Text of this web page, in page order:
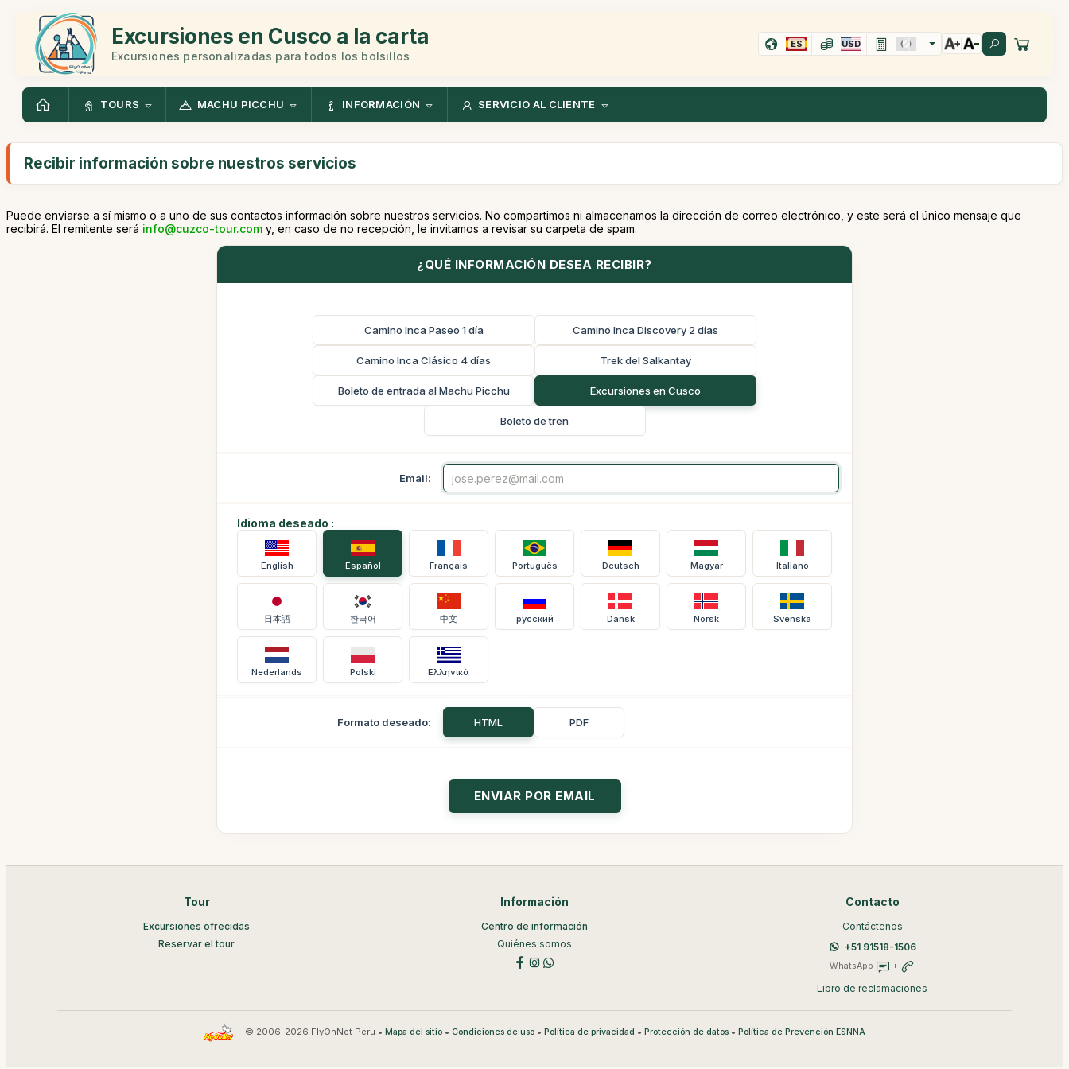
Excursiones en Cusco a la carta
Excursiones personalizadas para todos los bolsillos
ES USD
TOURS MACHU PICCHU INFORMACIÓN SERVICIO AL CLIENTE
Recibir información sobre nuestros servicios
Puede enviarse a sí mismo o a uno de sus contactos información sobre nuestros servicios. No compartimos ni almacenamos la dirección de correo electrónico, y este será el único mensaje que
recibirá. El remitente será info@cuzco-tour.com y, en caso de no recepción, le invitamos a revisar su carpeta de spam.
¿QUÉ INFORMACIÓN DESEA RECIBIR?
Camino Inca Paseo 1 día Camino Inca Discovery 2 días
Camino Inca Clásico 4 días Trek del Salkantay
Boleto de entrada al Machu Picchu Excursiones en Cusco
Boleto de tren
Email:
Idioma deseado :
English Español Français Português Deutsch Magyar Italiano
日本語 한국어 中文 русский Dansk Norsk Svenska
Nederlands Polski Ελληνικά
Formato deseado: HTML PDF
Tour
Excursiones ofrecidas
Reservar el tour
Información
Centro de información
Quiénes somos
Contacto
Contáctenos
+51 91518-1506
WhatsApp +
Libro de reclamaciones
© 2006-2026 FlyOnNet Peru •Mapa del sitio •Condiciones de uso •Política de privacidad •Protección de datos •Política de Prevención ESNNA